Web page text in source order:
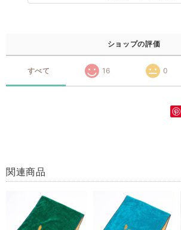
ショップの評価
すべて 16 0
関連商品